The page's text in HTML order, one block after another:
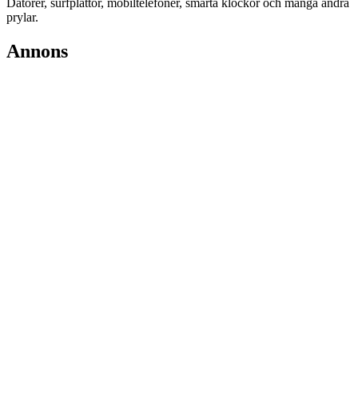
Datorer, surfplattor, mobiltelefoner, smarta klockor och många andra
prylar.
Annons